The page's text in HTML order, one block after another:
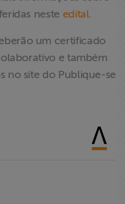
neste edital.
um certificado
e também
no site do Publique-se